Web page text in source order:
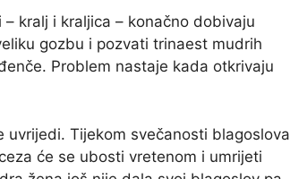
kralj i kraljica – konačno dobivaju
gozbu i pozvati trinaest mudrih
Problem nastaje kada otkrivaju
Tijekom svečanosti blagoslova
će se ubosti vretenom i umrijeti